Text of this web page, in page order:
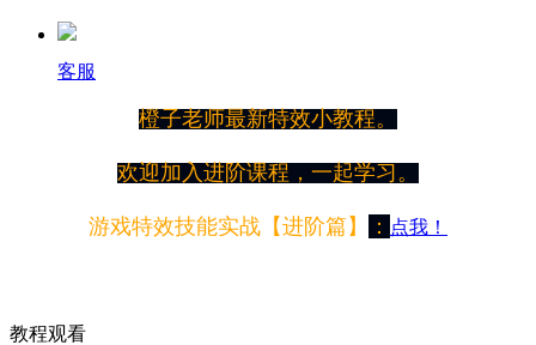
客服
橙子老师最新特效小教程。
欢迎加入进阶课程，一起学习。
游戏特效技能实战【进阶篇】 ： 点我！
教程观看